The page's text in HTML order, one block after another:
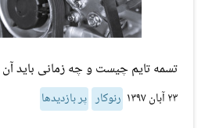
تسمه تایم چیست و چه زمانی باید
۲۳ آبان ۱۳۹۷ رنوکار پر بازدیدها